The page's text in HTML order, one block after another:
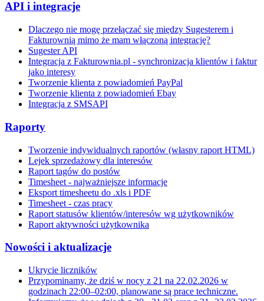
API i integracje
Dlaczego nie mogę przełączać się między Sugesterem i
Fakturownią mimo że mam włączoną integrację?
Sugester API
Integracja z Fakturownia.pl - synchronizacja klientów i faktur
jako interesy
Tworzenie klienta z powiadomień PayPal
Tworzenie klienta z powiadomień Ebay
Integracja z SMSAPI
Raporty
Tworzenie indywidualnych raportów (własny raport HTML)
Lejek sprzedażowy dla interesów
Raport tagów do postów
Timesheet - najważniejsze informacje
Eksport timesheetu do .xls i PDF
Timesheet - czas pracy
Raport statusów klientów/interesów wg użytkowników
Raport aktywności użytkownika
Nowości i aktualizacje
Ukrycie liczników
Przypominamy, że dziś w nocy z 21 na 22.02.2026 w
godzinach 22:00–02:00, planowane są prace techniczne.